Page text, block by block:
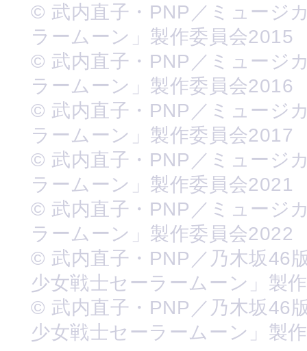
© 武内直子・PNP／ミュージ
ラームーン」製作委員会2015
© 武内直子・PNP／ミュージ
ラームーン」製作委員会2016
© 武内直子・PNP／ミュージ
ラームーン」製作委員会2017
© 武内直子・PNP／ミュージ
ラームーン」製作委員会2021
© 武内直子・PNP／ミュージ
ラームーン」製作委員会2022
© 武内直子・PNP／乃木坂46
少女戦士セーラームーン」製
© 武内直子・PNP／乃木坂46
少女戦士セーラームーン」製